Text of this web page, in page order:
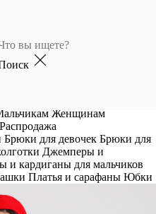
Женщинам
Распродажа
Брюки для девочек Брюки для
Джемперы и
и кардиганы для мальчиков
Платья и сарафаны Юбки